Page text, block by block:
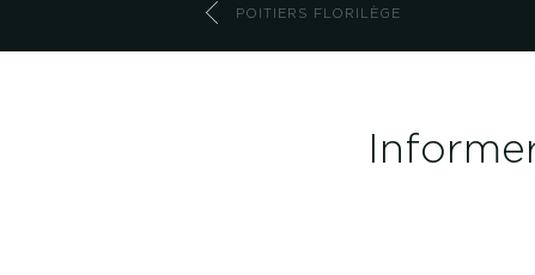
POITIERS FLORILÈGE